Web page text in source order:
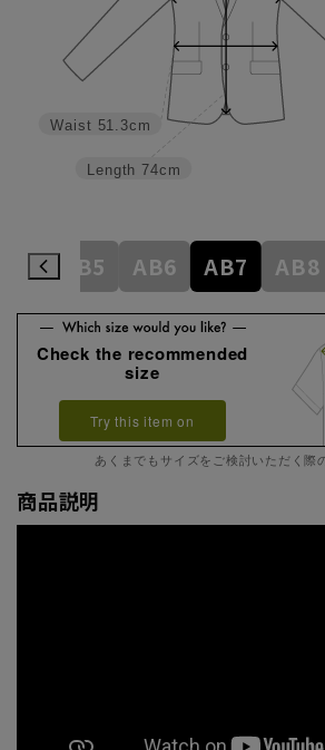
Length 74cm
Waist 51.3cm
AB5 AB6 AB7 AB8
Check the recommended
size
Try this item on
あくまでもサイズをご検討いただく際
商品説明